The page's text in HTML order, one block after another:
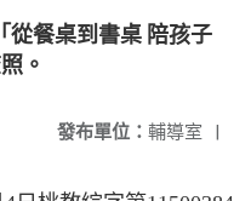
從餐桌到書桌 陪孩子
。
發布單位： 輔導室 |